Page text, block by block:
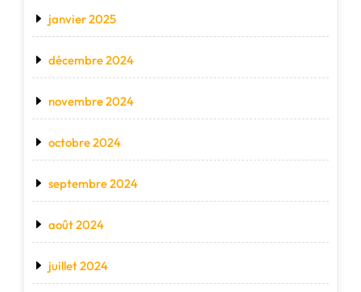
janvier 2025
décembre 2024
novembre 2024
octobre 2024
septembre 2024
août 2024
juillet 2024